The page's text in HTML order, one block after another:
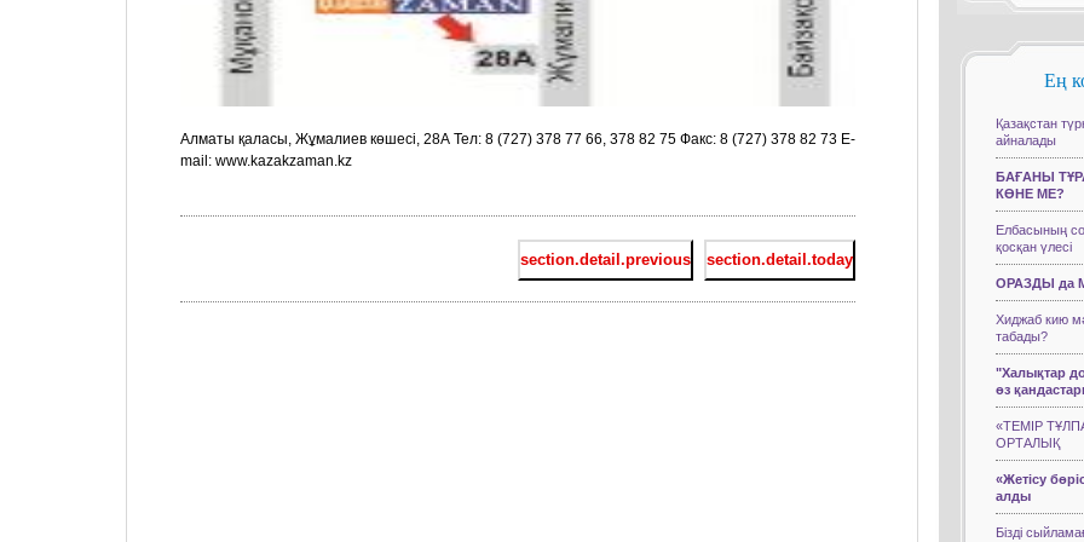
Алматы қаласы, Жұмалиев көшесі, 28А Тел: 8 (727) 378 77 66, 378 82 75 Факс: 8 (727) 378 82 73 E-
mail: www.kazakzaman.kz
section.detail.previous section.detail.today
Ең
Қазақстан
айналады
БАҒАНЫ
КӨНЕ МЕ?
Елбасының
қосқан үлесі
ОРАЗДЫ да
Хиджаб кию
табады?
"Халықтар
өз
«ТЕМІР
ОРТАЛЫҚ
«Жетісу
алды
Бізді